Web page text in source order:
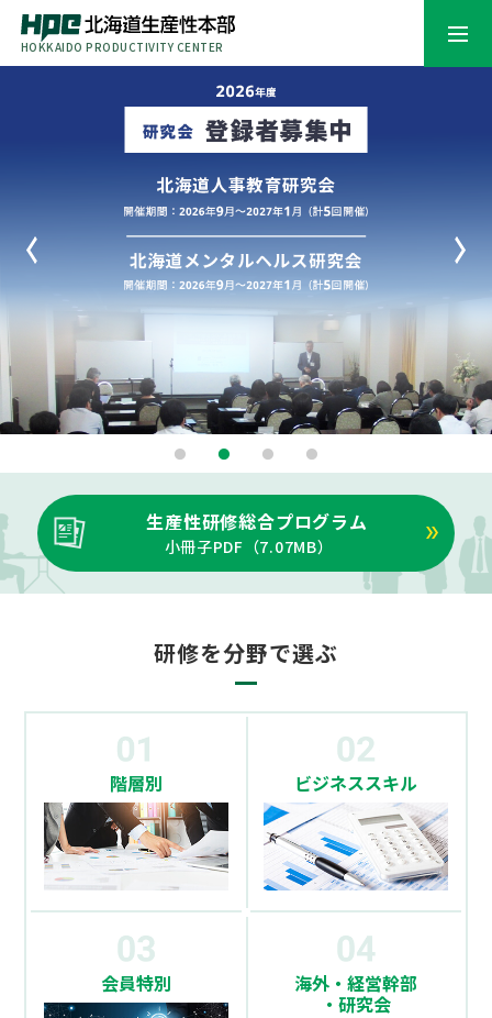
HOKKAIDO PRODUCTIVITY CENTER
生産性研修総合プログラム
小冊子PDF（7.07MB）
研修を分野で選ぶ
階層別 ビジネススキル
会員特別 海外・経営幹部
・研究会